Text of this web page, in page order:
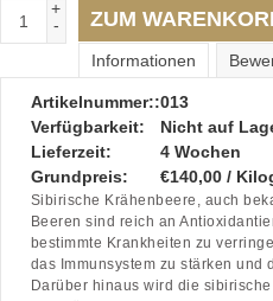
+
-
ZUM
Informationen
Artikelnummer::013
Verfügbarkeit:
Nicht auf
Lieferzeit:
4 Wochen
Grundpreis:
€140,00 /
Sibirische Krähenbeere, auch
Beeren sind reich an
bestimmte Krankheiten zu
das Immunsystem zu stärken und
Darüber hinaus wird die